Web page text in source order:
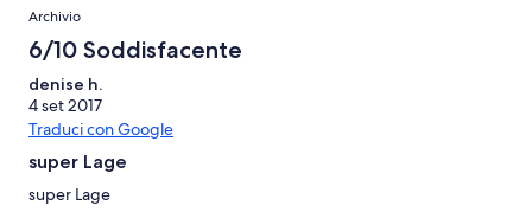
Archivio
6/10 Soddisfacente
denise h.
4 set 2017
Traduci con Google
super Lage
super Lage